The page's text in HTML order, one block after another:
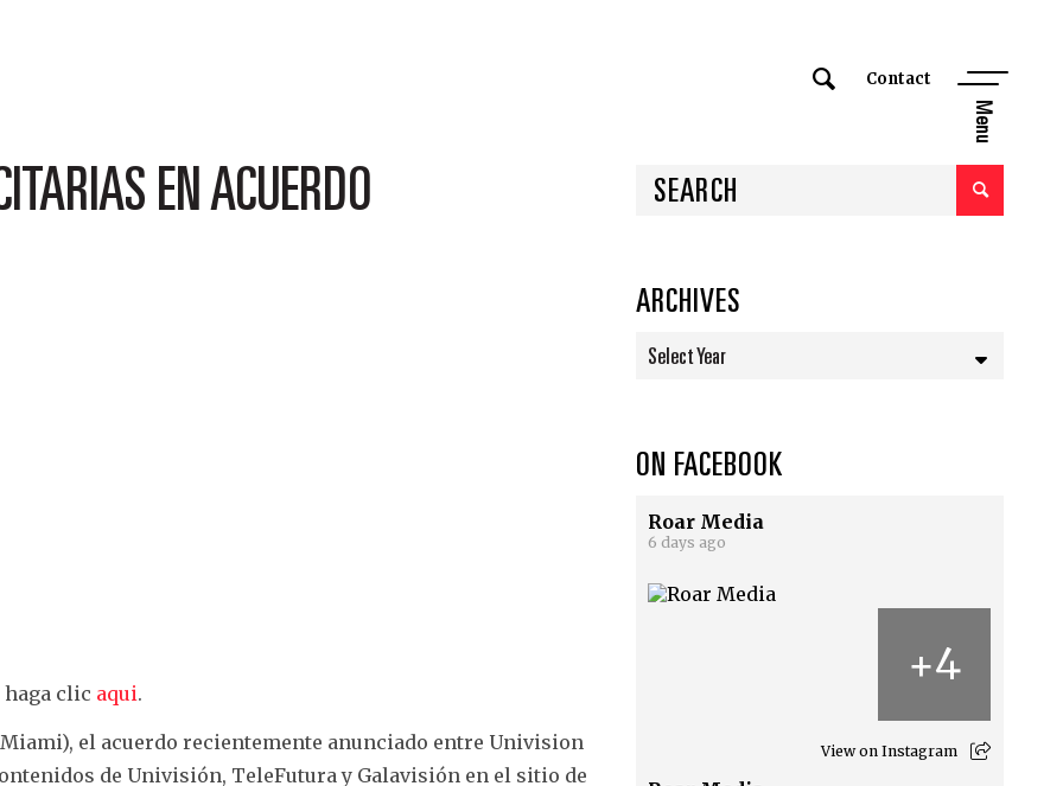
Contact
Menu
EN ACUERDO
clic aqui.
el acuerdo recientemente anunciado entre Univision
de Univisión, TeleFutura y Galavisión en el sitio de
ARCHIVES
Select Year
ON FACEBOOK
Roar Media
6 days ago
+4
View on Instagram